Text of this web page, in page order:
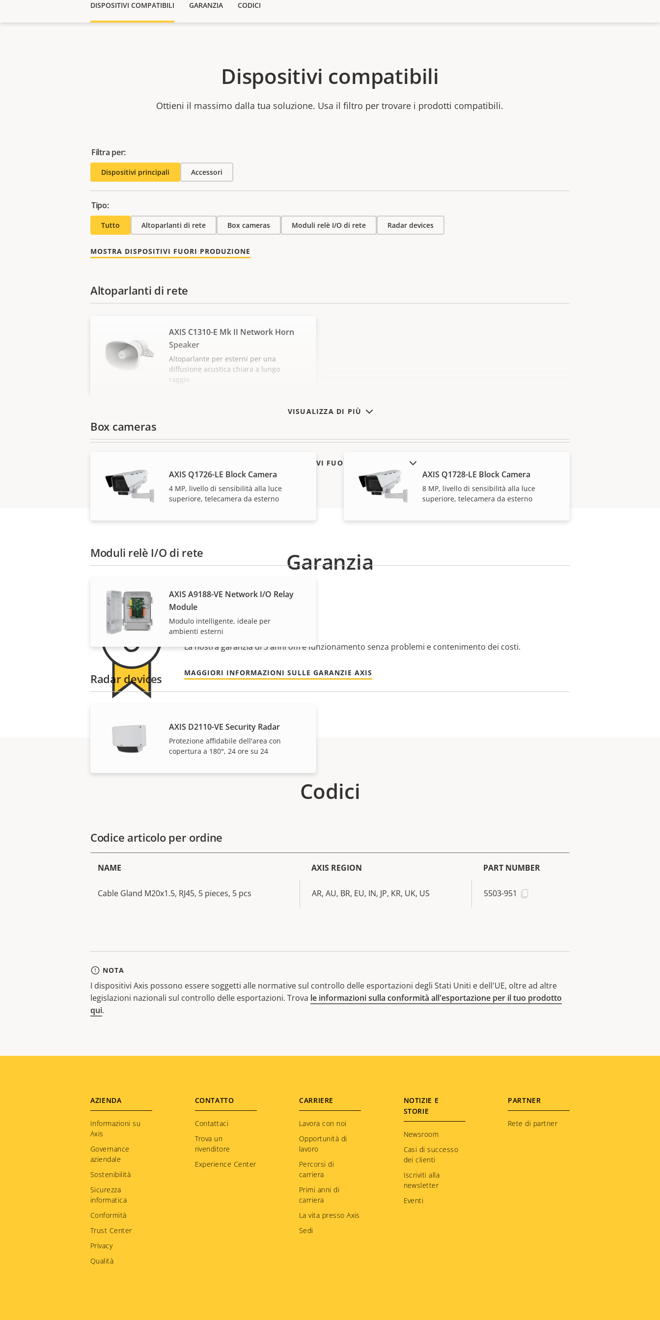
DISPOSITIVI COMPATIBILI GARANZIA CODICI
Dispositivi compatibili
Ottieni il massimo dalla tua soluzione. Usa il filtro per trovare i prodotti compatibili.
Filtra per:
Dispositivi principali Accessori
Tipo:
Tutto Altoparlanti di rete Box cameras Moduli relè I/O di rete Radar devices
MOSTRA DISPOSITIVI FUORI PRODUZIONE
VISUALIZZA DI PIÙ
Altoparlanti di rete
AXIS C1310-E Mk II Network Horn
Speaker
Altoparlante per esterni per una
diffusione acustica chiara a lungo
raggio
Box cameras
AXIS Q1726-LE Block Camera
4 MP, livello di sensibilità alla luce
superiore, telecamera da esterno
AXIS Q1728-LE Block Camera
8 MP, livello di sensibilità alla luce
superiore, telecamera da esterno
Moduli relè I/O di rete
AXIS A9188-VE Network I/O Relay
Module
Modulo intelligente, ideale per
ambienti esterni
Radar devices
AXIS D2110-VE Security Radar
Protezione affidabile dell'area con
copertura a 180°, 24 ore su 24
MOSTRA DISPOSITIVI FUORI PRODUZIONE
Garanzia
Per tranquillità
La nostra garanzia di 3 anni offre funzionamento senza problemi e contenimento dei costi.
MAGGIORI INFORMAZIONI SULLE GARANZIE AXIS
Codici
Codice articolo per ordine
NAME AXIS REGION PART NUMBER
Cable Gland M20x1.5, RJ45, 5 pieces, 5 pcs AR, AU, BR, EU, IN, JP, KR, UK, US 5503-951
NOTA
I dispositivi Axis possono essere soggetti alle normative sul controllo delle esportazioni degli Stati Uniti e dell'UE, oltre ad altre
legislazioni nazionali sul controllo delle esportazioni. Trova le informazioni sulla conformità all'esportazione per il tuo prodotto
qui.
Footer
menu
AZIENDA
Informazioni su
Axis
Governance
aziendale
Sostenibilità
Sicurezza
informatica
Conformità
Trust Center
Privacy
Qualità
CONTATTO
Contattaci
Trova un
rivenditore
Experience Center
CARRIERE
Lavora con noi
Opportunità di
lavoro
Percorsi di
carriera
Primi anni di
carriera
La vita presso Axis
Sedi
NOTIZIE E
STORIE
Newsroom
Casi di successo
dei clienti
Iscriviti alla
newsletter
Eventi
PARTNER
Rete di partner